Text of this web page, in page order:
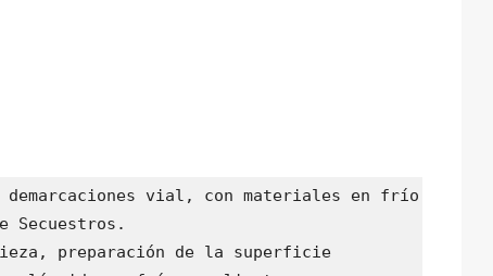
vial, con materiales en frío y
Secuestros.
preparación de la superficie